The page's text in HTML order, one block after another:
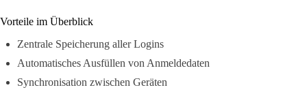
Vorteile im Überblick
Zentrale Speicherung aller Logins
Automatisches Ausfüllen von Anmeldedaten
Synchronisation zwischen Geräten